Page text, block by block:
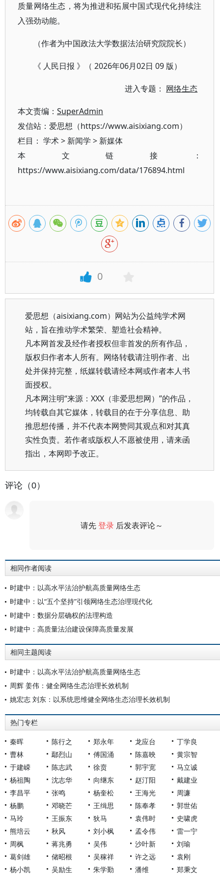
质量网络生态，将为推进和拓展中国式现代化持续注
入强劲动能。
（作者为中国政法大学数据法治研究院院长）
《 人民日报 》（ 2026年06月02日 09 版）
进入专题： 网络生态
本文责编： SuperAdmin
发信站：爱思想（https://www.aisixiang.com）
栏目： 学术> 新闻学 > 新媒体
本文链接：
https://www.aisixiang.com/data/176894.html
0
爱思想（aisixiang.com）网站为公益纯学术网
站，旨在推动学术繁荣、塑造社会精神。
凡本网首发及经作者授权但非首发的所有作品，
版权归作者本人所有。网络转载请注明作者、出
处并保持完整，纸媒转载请经本网或作者本人书
面授权。
凡本网注明“来源：XXX（非爱思想网）”的作品，
均转载自其它媒体，转载目的在于分享信息、助
推思想传播，并不代表本网赞同其观点和对其真
实性负责。若作者或版权人不愿被使用，请来函
指出，本网即予改正。
评论（0）
请先登录 后发表评论～
相同作者阅读
时建中：以高水平法治护航高质量网络生态
时建中：以“五个坚持”引领网络生态治理现代化
时建中：数据分层确权的法理构造
时建中：高质量法治建设保障高质量发展
相同主题阅读
时建中：以高水平法治护航高质量网络生态
周辉 姜伟：健全网络生态治理长效机制
姚宏志 刘东：以系统思维健全网络生态治理长效机制
热门专栏
秦晖 陈行之 郑永年 龙应台
丁学良
曹林
鄢烈山 傅国涌 陈嘉映
黄宗智
于建嵘
陈志武 徐贲 郭宇宽
马立诚
杨祖陶
沈志华 向继东 赵汀阳
戴建业
李昌平
张鸣 杨奎松 王海光
周濂
杨鹏
邓晓芒 王缉思 陈奉孝
郭世佑
马玲
王振东 狄马 袁伟时
史啸虎
熊培云
秋风 刘小枫 孟令伟
雷一宁
周枫
蒋兆勇 吴伟 沙叶新
刘瑜
葛剑雄
储昭根 吴稼祥 许之远
袁刚
杨小凯
吴励生 朱学勤 潘维
郑秉文